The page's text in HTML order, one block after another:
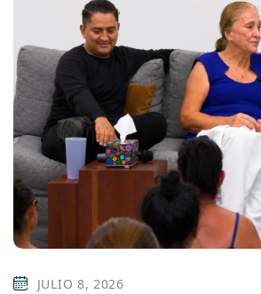
JULIO 8, 2026